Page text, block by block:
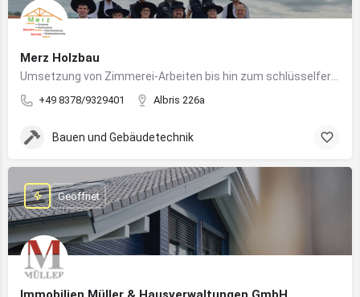
Merz Holzbau
+49 8378/9329401 Albris 226a
Bauen und Gebäudetechnik
Geöffnet